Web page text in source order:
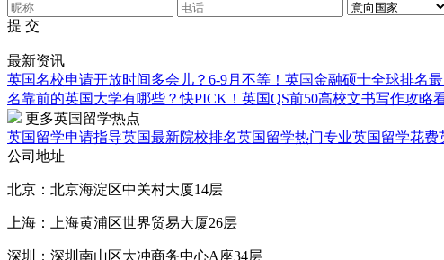
提 交
最新资讯
英国名校申请开放时间多会儿？6-9月不等！ 英国金融硕士全球排名
名靠前的英国大学有哪些？快PICK！英国QS前50高校文书写作攻略
更多英国留学热点
英国留学申请指导英国最新院校排名英国留学热门专业英国留学花费
公司地址
北京：北京海淀区中关村大厦14层
上海：上海黄浦区世界贸易大厦26层
深圳：深圳南山区大冲商务中心A座34层